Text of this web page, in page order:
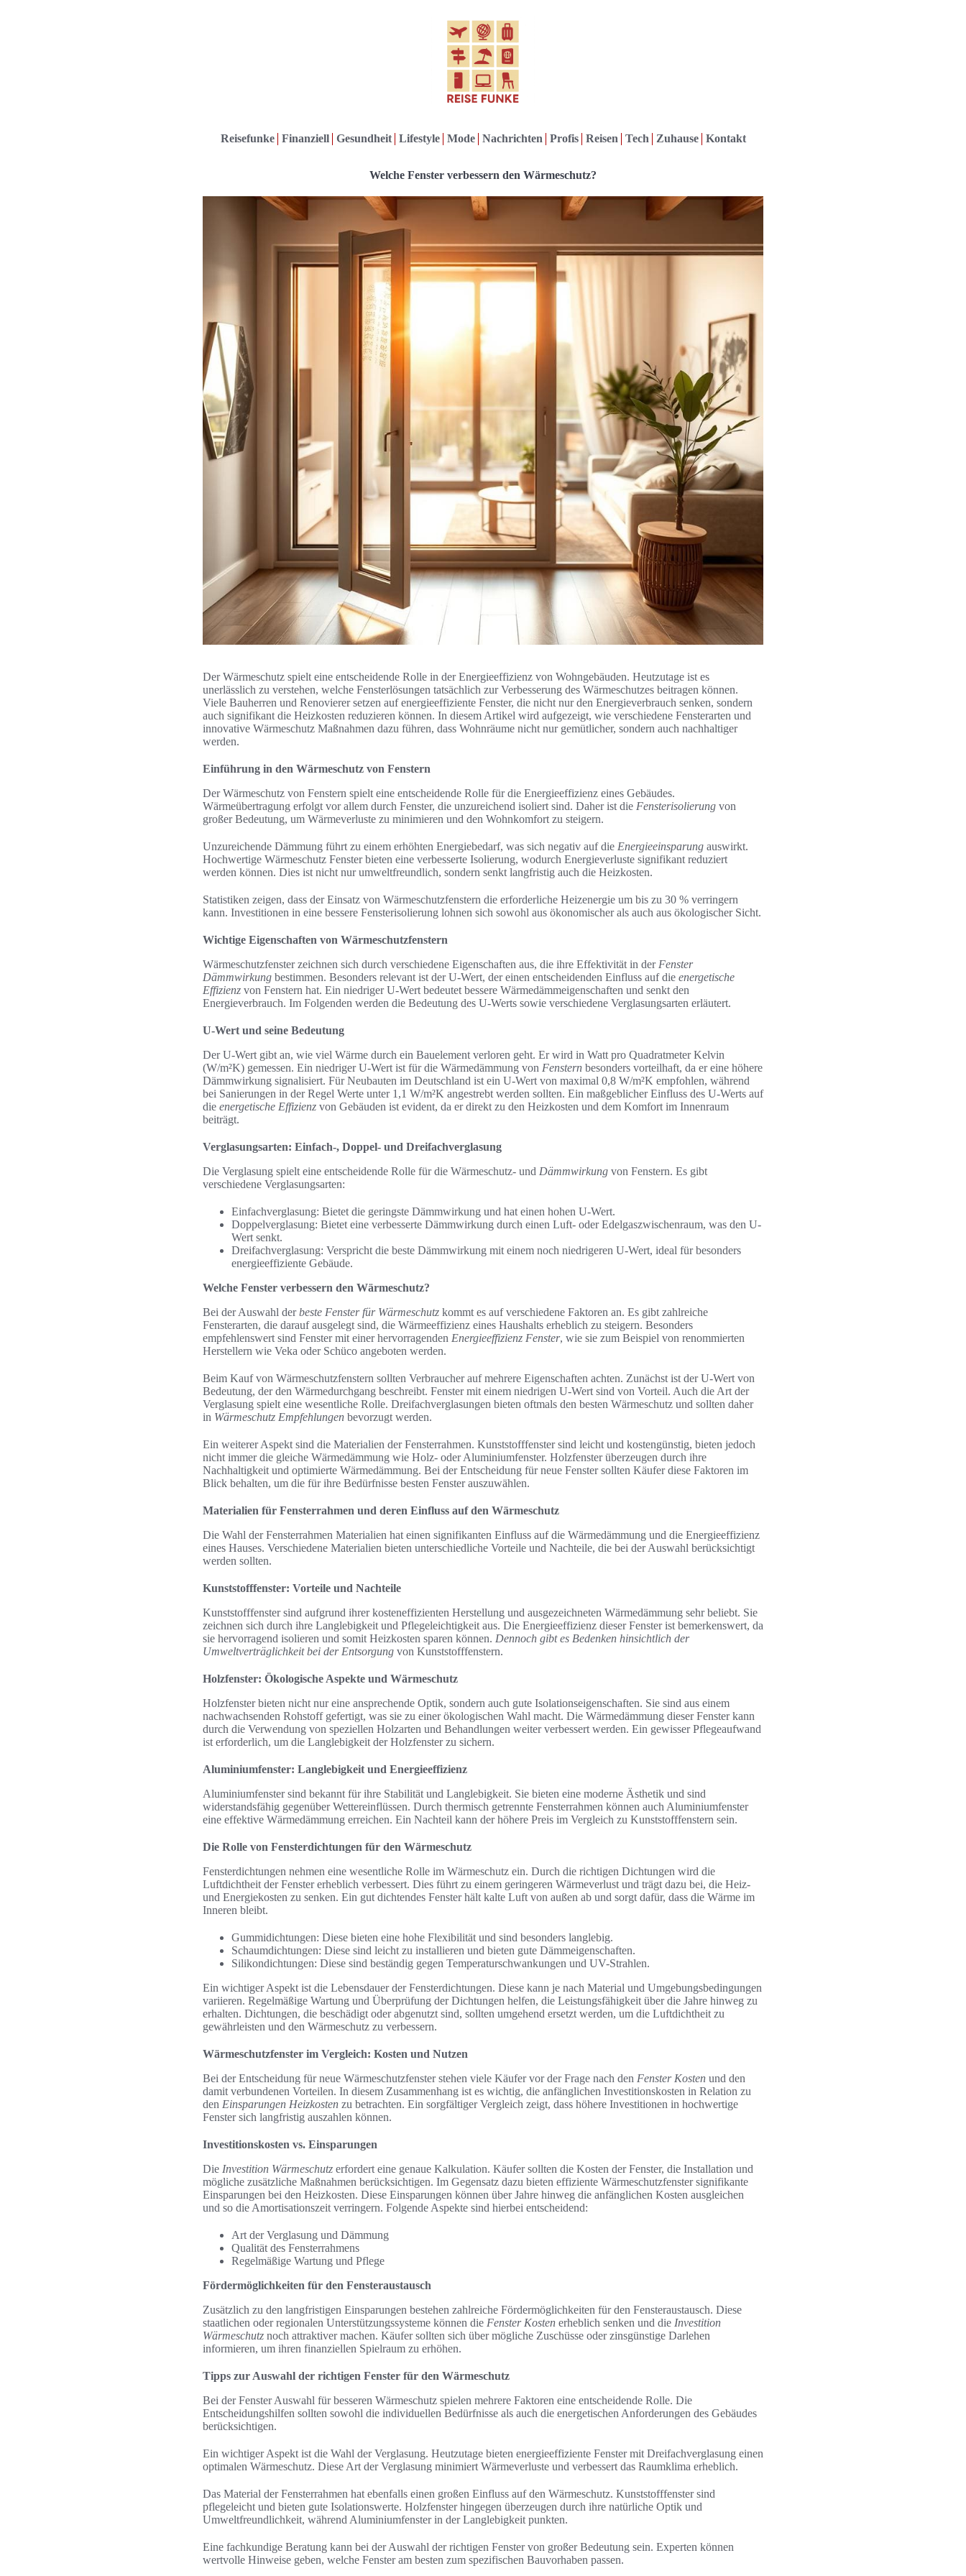
Reisefunke Finanziell Gesundheit Lifestyle Mode Nachrichten Profis Reisen Tech Zuhause Kontakt
Welche Fenster verbessern den Wärmeschutz?
Der Wärmeschutz spielt eine entscheidende Rolle in der Energieeffizienz von Wohngebäuden. Heutzutage ist es
unerlässlich zu verstehen, welche Fensterlösungen tatsächlich zur Verbesserung des Wärmeschutzes beitragen können.
Viele Bauherren und Renovierer setzen auf energieeffiziente Fenster, die nicht nur den Energieverbrauch senken, sondern
auch signifikant die Heizkosten reduzieren können. In diesem Artikel wird aufgezeigt, wie verschiedene Fensterarten und
innovative Wärmeschutz Maßnahmen dazu führen, dass Wohnräume nicht nur gemütlicher, sondern auch nachhaltiger
werden.
Einführung in den Wärmeschutz von Fenstern
Der Wärmeschutz von Fenstern spielt eine entscheidende Rolle für die Energieeffizienz eines Gebäudes.
Wärmeübertragung erfolgt vor allem durch Fenster, die unzureichend isoliert sind. Daher ist die Fensterisolierung von
großer Bedeutung, um Wärmeverluste zu minimieren und den Wohnkomfort zu steigern.
Unzureichende Dämmung führt zu einem erhöhten Energiebedarf, was sich negativ auf die Energieeinsparung auswirkt.
Hochwertige Wärmeschutz Fenster bieten eine verbesserte Isolierung, wodurch Energieverluste signifikant reduziert
werden können. Dies ist nicht nur umweltfreundlich, sondern senkt langfristig auch die Heizkosten.
Statistiken zeigen, dass der Einsatz von Wärmeschutzfenstern die erforderliche Heizenergie um bis zu 30 % verringern
kann. Investitionen in eine bessere Fensterisolierung lohnen sich sowohl aus ökonomischer als auch aus ökologischer Sicht.
Wichtige Eigenschaften von Wärmeschutzfenstern
Wärmeschutzfenster zeichnen sich durch verschiedene Eigenschaften aus, die ihre Effektivität in der Fenster
Dämmwirkung bestimmen. Besonders relevant ist der U-Wert, der einen entscheidenden Einfluss auf die energetische
Effizienz von Fenstern hat. Ein niedriger U-Wert bedeutet bessere Wärmedämmeigenschaften und senkt den
Energieverbrauch. Im Folgenden werden die Bedeutung des U-Werts sowie verschiedene Verglasungsarten erläutert.
U-Wert und seine Bedeutung
Der U-Wert gibt an, wie viel Wärme durch ein Bauelement verloren geht. Er wird in Watt pro Quadratmeter Kelvin
(W/m²K) gemessen. Ein niedriger U-Wert ist für die Wärmedämmung von Fenstern besonders vorteilhaft, da er eine höhere
Dämmwirkung signalisiert. Für Neubauten im Deutschland ist ein U-Wert von maximal 0,8 W/m²K empfohlen, während
bei Sanierungen in der Regel Werte unter 1,1 W/m²K angestrebt werden sollten. Ein maßgeblicher Einfluss des U-Werts auf
die energetische Effizienz von Gebäuden ist evident, da er direkt zu den Heizkosten und dem Komfort im Innenraum
beiträgt.
Verglasungsarten: Einfach-, Doppel- und Dreifachverglasung
Die Verglasung spielt eine entscheidende Rolle für die Wärmeschutz- und Dämmwirkung von Fenstern. Es gibt
verschiedene Verglasungsarten:
Einfachverglasung: Bietet die geringste Dämmwirkung und hat einen hohen U-Wert.
Doppelverglasung: Bietet eine verbesserte Dämmwirkung durch einen Luft- oder Edelgaszwischenraum, was den U-
Wert senkt.
Dreifachverglasung: Verspricht die beste Dämmwirkung mit einem noch niedrigeren U-Wert, ideal für besonders
energieeffiziente Gebäude.
Welche Fenster verbessern den Wärmeschutz?
Bei der Auswahl derbeste Fenster für Wärmeschutz kommt es auf verschiedene Faktoren an. Es gibt zahlreiche
Fensterarten, die darauf ausgelegt sind, die Wärmeeffizienz eines Haushalts erheblich zu steigern. Besonders
empfehlenswert sind Fenster mit einer hervorragenden Energieeffizienz Fenster, wie sie zum Beispiel von renommierten
Herstellern wie Veka oder Schüco angeboten werden.
Beim Kauf von Wärmeschutzfenstern sollten Verbraucher auf mehrere Eigenschaften achten. Zunächst ist der U-Wert von
Bedeutung, der den Wärmedurchgang beschreibt. Fenster mit einem niedrigen U-Wert sind von Vorteil. Auch die Art der
Verglasung spielt eine wesentliche Rolle. Dreifachverglasungen bieten oftmals den besten Wärmeschutz und sollten daher
in Wärmeschutz Empfehlungen bevorzugt werden.
Ein weiterer Aspekt sind die Materialien der Fensterrahmen. Kunststofffenster sind leicht und kostengünstig, bieten jedoch
nicht immer die gleiche Wärmedämmung wie Holz- oder Aluminiumfenster. Holzfenster überzeugen durch ihre
Nachhaltigkeit und optimierte Wärmedämmung. Bei der Entscheidung für neue Fenster sollten Käufer diese Faktoren im
Blick behalten, um die für ihre Bedürfnisse besten Fenster auszuwählen.
Materialien für Fensterrahmen und deren Einfluss auf den Wärmeschutz
Die Wahl der Fensterrahmen Materialien hat einen signifikanten Einfluss auf die Wärmedämmung und die Energieeffizienz
eines Hauses. Verschiedene Materialien bieten unterschiedliche Vorteile und Nachteile, die bei der Auswahl berücksichtigt
werden sollten.
Kunststofffenster: Vorteile und Nachteile
Kunststofffenster sind aufgrund ihrer kosteneffizienten Herstellung und ausgezeichneten Wärmedämmung sehr beliebt. Sie
zeichnen sich durch ihre Langlebigkeit und Pflegeleichtigkeit aus. Die Energieeffizienz dieser Fenster ist bemerkenswert, da
sie hervorragend isolieren und somit Heizkosten sparen können. Dennoch gibt es Bedenken hinsichtlich der
Umweltverträglichkeit bei der Entsorgung von Kunststofffenstern.
Holzfenster: Ökologische Aspekte und Wärmeschutz
Holzfenster bieten nicht nur eine ansprechende Optik, sondern auch gute Isolationseigenschaften. Sie sind aus einem
nachwachsenden Rohstoff gefertigt, was sie zu einer ökologischen Wahl macht. Die Wärmedämmung dieser Fenster kann
durch die Verwendung von speziellen Holzarten und Behandlungen weiter verbessert werden. Ein gewisser Pflegeaufwand
ist erforderlich, um die Langlebigkeit der Holzfenster zu sichern.
Aluminiumfenster: Langlebigkeit und Energieeffizienz
Aluminiumfenster sind bekannt für ihre Stabilität und Langlebigkeit. Sie bieten eine moderne Ästhetik und sind
widerstandsfähig gegenüber Wettereinflüssen. Durch thermisch getrennte Fensterrahmen können auch Aluminiumfenster
eine effektive Wärmedämmung erreichen. Ein Nachteil kann der höhere Preis im Vergleich zu Kunststofffenstern sein.
Die Rolle von Fensterdichtungen für den Wärmeschutz
Fensterdichtungen nehmen eine wesentliche Rolle im Wärmeschutz ein. Durch die richtigen Dichtungen wird die
Luftdichtheit der Fenster erheblich verbessert. Dies führt zu einem geringeren Wärmeverlust und trägt dazu bei, die Heiz-
und Energiekosten zu senken. Ein gut dichtendes Fenster hält kalte Luft von außen ab und sorgt dafür, dass die Wärme im
Inneren bleibt.
Gummidichtungen: Diese bieten eine hohe Flexibilität und sind besonders langlebig.
Schaumdichtungen: Diese sind leicht zu installieren und bieten gute Dämmeigenschaften.
Silikondichtungen: Diese sind beständig gegen Temperaturschwankungen und UV-Strahlen.
Ein wichtiger Aspekt ist die Lebensdauer der Fensterdichtungen. Diese kann je nach Material und Umgebungsbedingungen
variieren. Regelmäßige Wartung und Überprüfung der Dichtungen helfen, die Leistungsfähigkeit über die Jahre hinweg zu
erhalten. Dichtungen, die beschädigt oder abgenutzt sind, sollten umgehend ersetzt werden, um die Luftdichtheit zu
gewährleisten und den Wärmeschutz zu verbessern.
Wärmeschutzfenster im Vergleich: Kosten und Nutzen
Bei der Entscheidung für neue Wärmeschutzfenster stehen viele Käufer vor der Frage nach den Fenster Kosten und den
damit verbundenen Vorteilen. In diesem Zusammenhang ist es wichtig, die anfänglichen Investitionskosten in Relation zu
den Einsparungen Heizkosten zu betrachten. Ein sorgfältiger Vergleich zeigt, dass höhere Investitionen in hochwertige
Fenster sich langfristig auszahlen können.
Investitionskosten vs. Einsparungen
Die Investition Wärmeschutz erfordert eine genaue Kalkulation. Käufer sollten die Kosten der Fenster, die Installation und
mögliche zusätzliche Maßnahmen berücksichtigen. Im Gegensatz dazu bieten effiziente Wärmeschutzfenster signifikante
Einsparungen bei den Heizkosten. Diese Einsparungen können über Jahre hinweg die anfänglichen Kosten ausgleichen
und so die Amortisationszeit verringern. Folgende Aspekte sind hierbei entscheidend:
Art der Verglasung und Dämmung
Qualität des Fensterrahmens
Regelmäßige Wartung und Pflege
Fördermöglichkeiten für den Fensteraustausch
Zusätzlich zu den langfristigen Einsparungen bestehen zahlreiche Fördermöglichkeiten für den Fensteraustausch. Diese
staatlichen oder regionalen Unterstützungssysteme können die Fenster Kosten erheblich senken und die Investition
Wärmeschutz noch attraktiver machen. Käufer sollten sich über mögliche Zuschüsse oder zinsgünstige Darlehen
informieren, um ihren finanziellen Spielraum zu erhöhen.
Tipps zur Auswahl der richtigen Fenster für den Wärmeschutz
Bei der Fenster Auswahl für besseren Wärmeschutz spielen mehrere Faktoren eine entscheidende Rolle. Die
Entscheidungshilfen sollten sowohl die individuellen Bedürfnisse als auch die energetischen Anforderungen des Gebäudes
berücksichtigen.
Ein wichtiger Aspekt ist die Wahl der Verglasung. Heutzutage bieten energieeffiziente Fenster mit Dreifachverglasung einen
optimalen Wärmeschutz. Diese Art der Verglasung minimiert Wärmeverluste und verbessert das Raumklima erheblich.
Das Material der Fensterrahmen hat ebenfalls einen großen Einfluss auf den Wärmeschutz. Kunststofffenster sind
pflegeleicht und bieten gute Isolationswerte. Holzfenster hingegen überzeugen durch ihre natürliche Optik und
Umweltfreundlichkeit, während Aluminiumfenster in der Langlebigkeit punkten.
Eine fachkundige Beratung kann bei der Auswahl der richtigen Fenster von großer Bedeutung sein. Experten können
wertvolle Hinweise geben, welche Fenster am besten zum spezifischen Bauvorhaben passen.